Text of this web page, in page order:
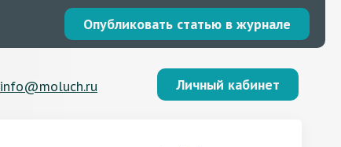
Опубликовать статью в журнале
info@moluch.ru Личный кабинет